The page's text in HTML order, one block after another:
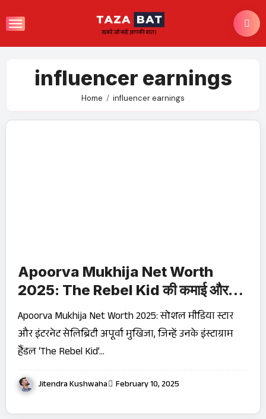
to
influencer earnings
Home influencer earnings
Apoorva Mukhija Net Worth
2025: The Rebel Kid की कमाई और
लग्जरी लाइफस्टाइल
Apoorva Mukhija Net Worth 2025: सोशल मीडिया स्टार
और इंटरनेट सेलिब्रिटी अपूर्वा मुखिजा, जिन्हें उनके इंस्टाग्राम
हैंडल ‘The Rebel Kid’…
Jitendra Kushwaha February 10, 2025